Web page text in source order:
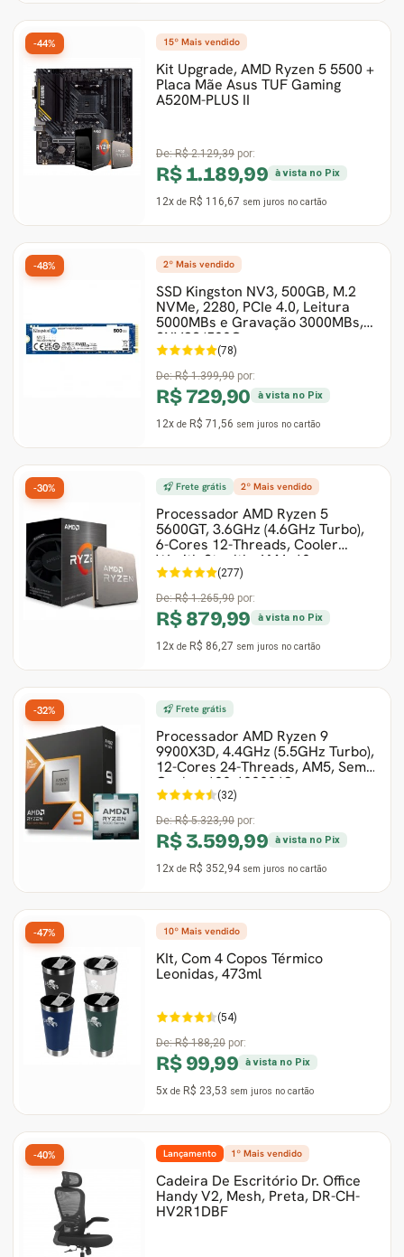
15º Mais vendido
Kit Upgrade, AMD Ryzen 5 5500 +
Placa Mãe Asus TUF Gaming
A520M-PLUS II
De:R$ 2.129,39 por:
R$ 1.189,99 à vista no Pix
12x de R$ 116,67 sem juros no cartão
-44%
2º Mais vendido
SSD Kingston NV3, 500GB, M.2
NVMe, 2280, PCIe 4.0, Leitura
5000MBs e Gravação 3000MBs,
SNV3S/500G
(78)
De:R$ 1.399,90 por:
R$ 729,90 à vista no Pix
12x de R$ 71,56 sem juros no cartão
-48%
Frete grátis 2º Mais vendido
Processador AMD Ryzen 5
5600GT, 3.6GHz (4.6GHz Turbo),
6-Cores 12-Threads, Cooler
Wraith Stealth, AM4, 10
(277)
De:R$ 1.265,90 por:
R$ 879,99 à vista no Pix
12x de R$ 86,27 sem juros no cartão
-30%
Frete grátis
Processador AMD Ryzen 9
9900X3D, 4.4GHz (5.5GHz Turbo),
12-Cores 24-Threads, AM5, Sem
Cooler, 100-1000013
(32)
De:R$ 5.323,90 por:
R$ 3.599,99 à vista no Pix
12x de R$ 352,94sem juros no cartão
-32%
10º Mais vendido
KIt, Com 4 Copos Térmico
Leonidas, 473ml
(54)
De:R$ 188,20 por:
R$ 99,99 à vista no Pix
5x de R$ 23,53 sem juros no cartão
-47%
Lançamento 1º Mais vendido
Cadeira De Escritório Dr. Office
Handy V2, Mesh, Preta, DR-CH-
HV2R1DBF
-40%